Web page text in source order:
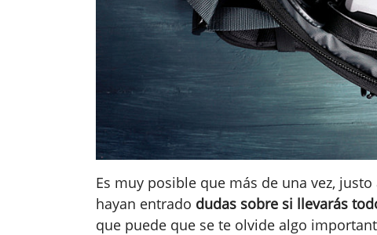
Es muy posible que más de una vez,
hayan entrado dudas sobre si llevarás
que puede que se te olvide algo